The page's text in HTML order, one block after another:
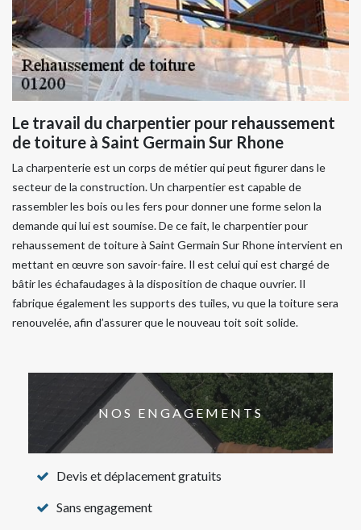
Le travail du charpentier pour rehaussement
de toiture à Saint Germain Sur Rhone
La charpenterie est un corps de métier qui peut figurer dans le
secteur de la construction. Un charpentier est capable de
rassembler les bois ou les fers pour donner une forme selon la
demande qui lui est soumise. De ce fait, le charpentier pour
rehaussement de toiture à Saint Germain Sur Rhone intervient en
mettant en œuvre son savoir-faire. Il est celui qui est chargé de
bâtir les échafaudages à la disposition de chaque ouvrier. Il
fabrique également les supports des tuiles, vu que la toiture sera
renouvelée, afin d’assurer que le nouveau toit soit solide.
NOS ENGAGEMENTS
Devis et déplacement gratuits
Sans engagement